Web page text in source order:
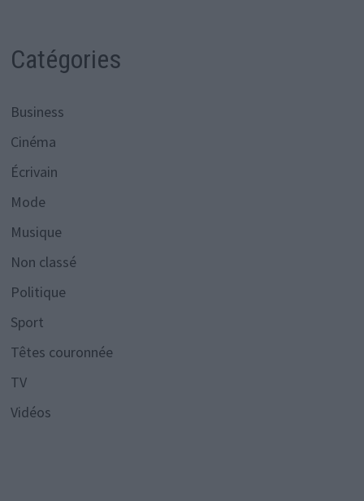
Catégories
Business
Cinéma
Écrivain
Mode
Musique
Non classé
Politique
Sport
Têtes couronnée
TV
Vidéos